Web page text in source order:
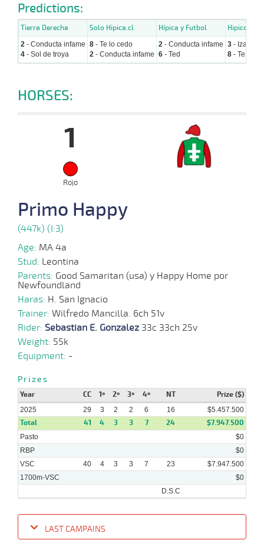
Predictions:
Tierra Derecha Solo Hipica.cl Hípica y Futbol Hipicos.cl
2 - Conducta infame
4 - Sol de troya
8 - Te lo cedo
2 - Conducta infame
2 - Conducta infame
6 - Ted
3 - Izakaya
8 - Te lo
HORSES:
1
Rojo
Primo Happy
(447k) (I:3)
Age: MA 4a
Stud: Leontina
Parents: Good Samaritan (usa) y Happy Home por
Newfoundland
Haras: H. San Ignacio
Trainer: Wilfredo Mancilla. 6ch 51v
Rider: Sebastian E. Gonzalez 33c 33ch 25v
Weight: 55k
Equipment: -
Prizes
Year CC 1º 2º 3º 4º NT Prize ($)
2025 29 3 2 2 6 16 $5.457.500
Total 41 4 3 3 7 24 $7.947.500
Pasto
$0
RBP
$0
VSC
40 4 3 3 7 23
$7.947.500
1700m-VSC
$0
D.S.C
LAST CAMPAINS